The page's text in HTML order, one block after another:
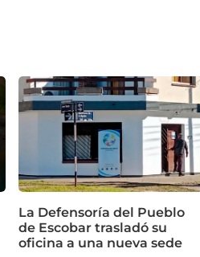
La Defensoría del Pueblo
de Escobar trasladó su
oficina a una nueva sede